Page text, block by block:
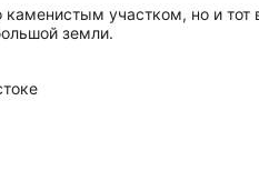
каменистым участком, но и
земли.